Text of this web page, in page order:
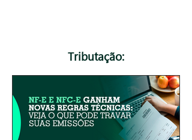
Tributação: